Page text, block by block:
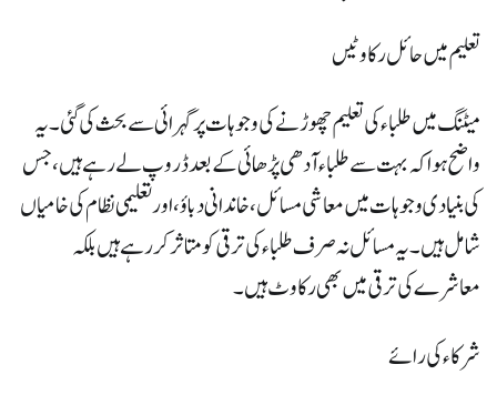
تعلیم میں حائل رکاوٹیں
میٹنگ میں طلباء کی تعلیم چھوڑنے کی وجوہات پر گہرائی سے بحث کی گئی۔ یہ
واضح ہوا کہ بہت سے طلباء آدھی پڑھائی کے بعد ڈروپ لے رہے ہیں، جس
کی بنیادی وجوہات میں معاشی مسائل، خاندانی دباؤ، اور تعلیمی نظام کی خامیاں
شامل ہیں۔ یہ مسائل نہ صرف طلباء کی ترقی کو متاثر کر رہے ہیں بلکہ
معاشرے کی ترقی میں بھی رکاوٹ ہیں۔
شرکاء کی رائے